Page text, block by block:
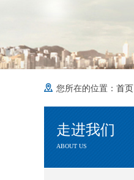
您所在的位置： 首页
走进我们
ABOUT US